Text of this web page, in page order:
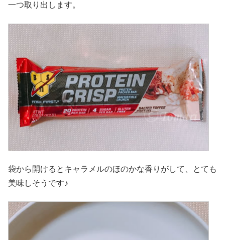
一つ取り出します。
袋から開けるとキャラメルのほのかな香りがして、とても
美味しそうです♪